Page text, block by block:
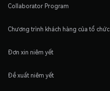
Collaborator Program
Chương trình khách hàng của tổ chức
Đơn xin niêm yết
Đề xuất niêm yết